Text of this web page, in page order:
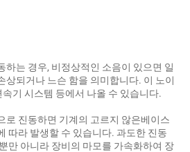
하는 경우, 비정상적인 소음이 있으면 일
상되거나 느슨 함을 의미합니다. 이 노이
기 시스템 등에서 나올 수 있습니다.
로 진동하면 기계의 고르지 않은베이스
따라 발생할 수 있습니다. 과도한 진동
만 아니라 장비의 마모를 가속화하여 장